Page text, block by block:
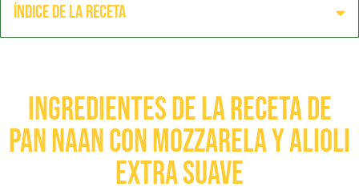
Índice de la receta
Ingredientes de la receta de
Pan Naan con mozzarela y alioli
extra suave